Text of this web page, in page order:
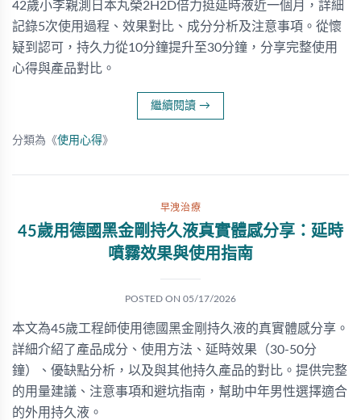
42歲小李親測日本丸榮2H2D倍力挺延時液近一個月，詳細
記錄5次使用過程、效果對比、成分分析及注意事項。從懷
疑到認可，持久力從10分鐘提升至30分鐘，分享完整使用
心得與產品對比。
繼續閱讀 →
分類為《使用心得》
早洩治療
45歲用德國黑金剛持久液真實體感分享：延時
噴霧效果與使用指南
POSTED ON 05/17/2026
本文為45歲工程師使用德國黑金剛持久液的真實體感分享。
詳細介紹了產品成分、使用方法、延時效果（30-50分
鐘）、優缺點分析，以及與其他持久產品的對比。提供完整
的用量建議、注意事項和避坑指南，幫助中年男性選擇適合
的外用持久液。